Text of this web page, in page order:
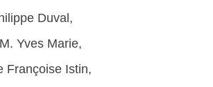
Duval,
Yves Marie,
Françoise Istin,